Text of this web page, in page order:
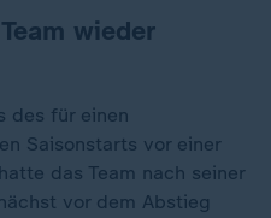
wieder
des für einen
Saisonstarts vor einer
das Team nach seiner
vor dem Abstieg